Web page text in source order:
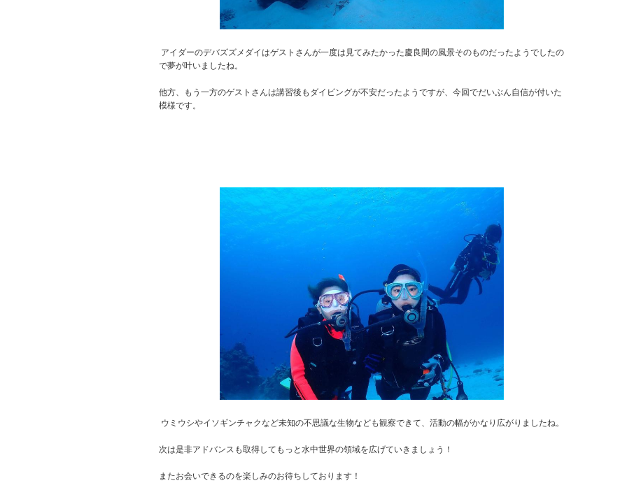
アイダーのデバズズメダイはゲストさんが一度は見てみたかった慶良間の風景そのものだったようでしたの
で夢が叶いましたね。
他方、もう一方のゲストさんは講習後もダイビングが不安だったようですが、今回でだいぶん自信が付いた
模様です。
ウミウシやイソギンチャクなど未知の不思議な生物なども観察できて、活動の幅がかなり広がりましたね。
次は是非アドバンスも取得してもっと水中世界の領域を広げていきましょう！
またお会いできるのを楽しみのお待ちしております！